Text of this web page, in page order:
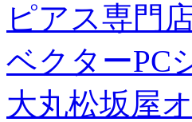
ピアス専門
ベクターPC
大丸松坂屋